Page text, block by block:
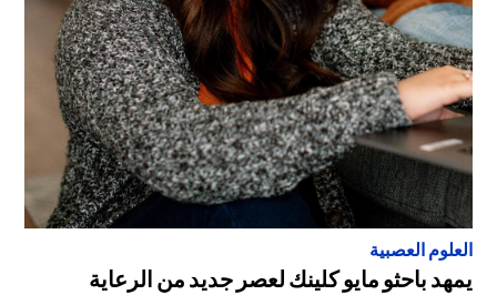
العلوم العصبية
يمهد باحثو مايو كلينك لعصر جديد من الرعاية